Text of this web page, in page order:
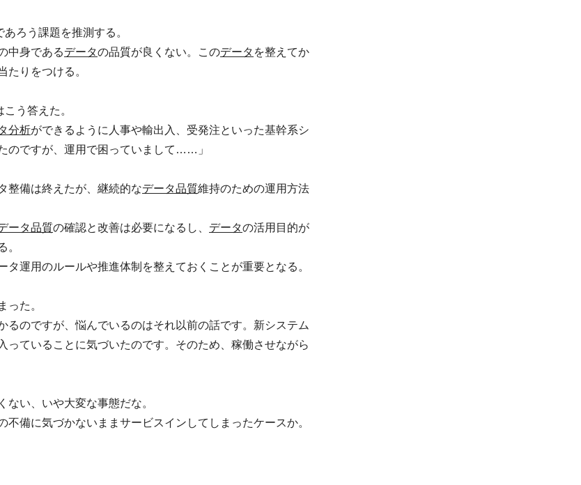
ろう課題を推測する。
中身であるデータの品質が良くない。このデータ を整えてか
たりをつける。
う答えた。
分析ができるように人事や輸出入、受発注といった基幹系シ
のですが、運用で困っていまして……」
整備は終えたが、継続的なデータ品質維持のための運用方法
ータ品質の確認と改善は必要になるし、 データの活用目的が
。
運用のルールや推進体制を整えておくことが重要となる。
った。
のですが、悩んでいるのはそれ以前の話です。新システム
っていることに気づいたのです。そのため、稼働させながら
い、いや大変な事態だな。
不備に気づかないままサービスインしてしまったケースか。